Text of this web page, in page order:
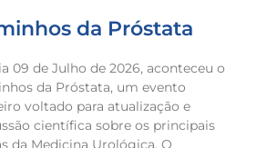
da Próstata
09 de Julho de 2026, aconteceu o
da Próstata, um evento
voltado para atualização e
científica sobre os principais
da Medicina Urológica. O